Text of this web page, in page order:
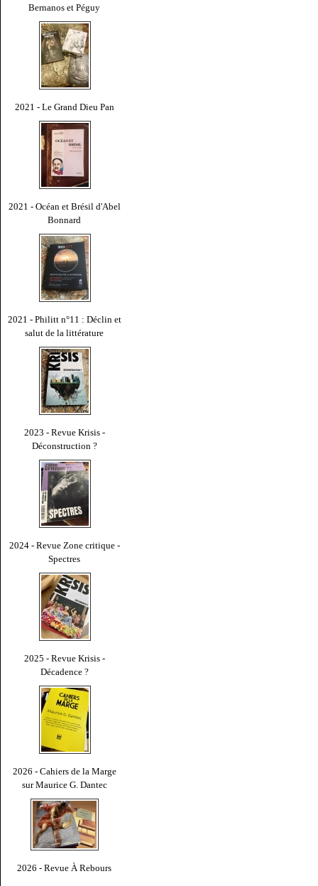
Bernanos et Péguy
2021 - Le Grand Dieu Pan
2021 - Océan et Brésil d'Abel
Bonnard
2021 - Philitt n°11 : Déclin et
salut de la littérature
2023 - Revue Krisis -
Déconstruction ?
2024 - Revue Zone critique -
Spectres
2025 - Revue Krisis -
Décadence ?
2026 - Cahiers de la Marge
sur Maurice G. Dantec
2026 - Revue À Rebours